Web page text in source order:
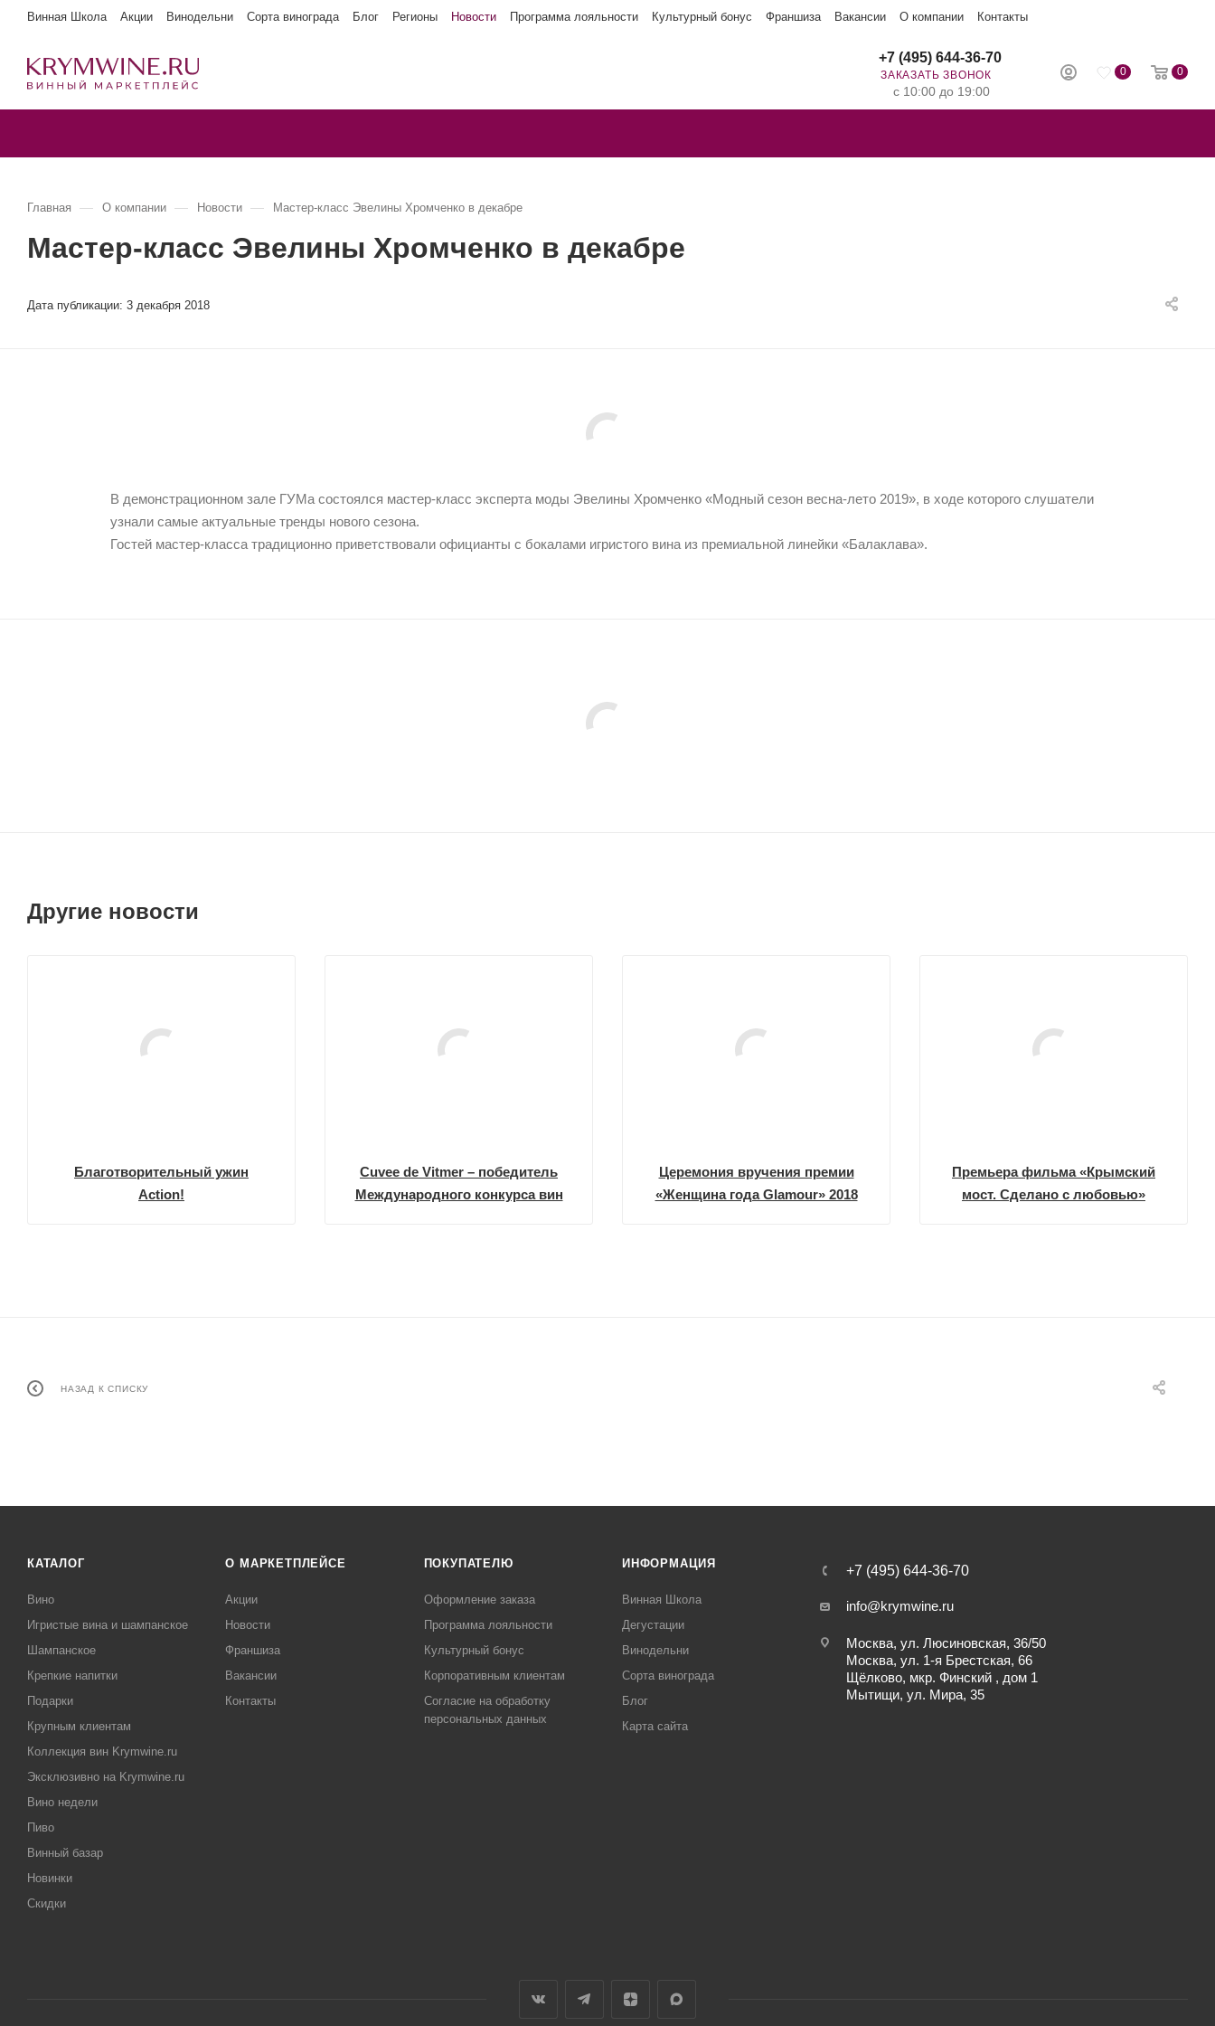
Винная Школа Акции Винодельни Сорта винограда Блог Регионы Новости Программа лояльности Культурный бонус Франшиза Вакансии О компании Контакты
0 0
+7 (495) 644-36-70
ЗАКАЗАТЬ ЗВОНОК
с 10:00 до 19:00
Главная — О компании — Новости — Мастер-класс Эвелины Хромченко в декабре
Мастер-класс Эвелины Хромченко в декабре
Дата публикации: 3 декабря 2018
В демонстрационном зале ГУМа состоялся мастер-класс эксперта моды Эвелины Хромченко «Модный сезон весна-лето 2019», в ходе которого слушатели
узнали самые актуальные тренды нового сезона.
Гостей мастер-класса традиционно приветствовали официанты с бокалами игристого вина из премиальной линейки «Балаклава».
Другие новости
Благотворительный ужин
Action!
Cuvee de Vitmer – победитель
Международного конкурса вин
Церемония вручения премии
«Женщина года Glamour» 2018
Премьера фильма «Крымский
мост. Сделано с любовью»
НАЗАД К СПИСКУ
КАТАЛОГ
Вино
Игристые вина и шампанское
Шампанское
Крепкие напитки
Подарки
Крупным клиентам
Коллекция вин Krymwine.ru
Эксклюзивно на Krymwine.ru
Вино недели
Пиво
Винный базар
Новинки
Скидки
О МАРКЕТПЛЕЙСЕ
Акции
Новости
Франшиза
Вакансии
Контакты
ПОКУПАТЕЛЮ
Оформление заказа
Программа лояльности
Культурный бонус
Корпоративным клиентам
Согласие на обработку
персональных данных
ИНФОРМАЦИЯ
Винная Школа
Дегустации
Винодельни
Сорта винограда
Блог
Карта сайта
+7 (495) 644-36-70
info@krymwine.ru
Москва, ул. Люсиновская, 36/50
Москва, ул. 1-я Брестская, 66
Щёлково, мкр. Финский , дом 1
Мытищи, ул. Мира, 35